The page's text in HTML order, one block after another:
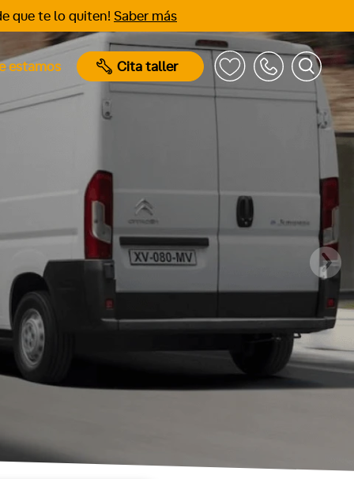
que te lo quiten! Saber más
estamos Cita taller